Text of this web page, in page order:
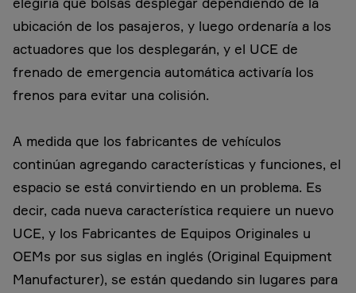
ubicación de los pasajeros, y luego ordenaría a los
actuadores que los desplegarán, y el UCE de
frenado de emergencia automática activaría los
frenos para evitar una colisión.
A medida que los fabricantes de vehículos
continúan agregando características y funciones, el
espacio se está convirtiendo en un problema. Es
decir, cada nueva característica requiere un nuevo
UCE, y los Fabricantes de Equipos Originales u
OEMs por sus siglas en inglés (Original Equipment
Manufacturer), se están quedando sin lugares para